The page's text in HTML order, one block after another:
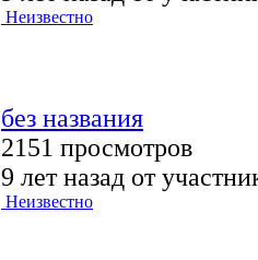
Неизвестно
без названия
2151 просмотров
9 лет назад от
Неизвестно